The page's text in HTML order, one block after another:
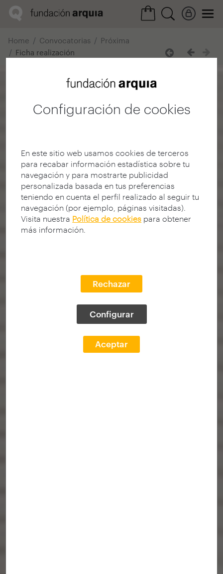
Configuración de cookies
En este sitio web usamos cookies de terceros
para recabar información estadística sobre tu
navegación y para mostrarte publicidad
personalizada basada en tus preferencias
teniendo en cuenta el perfil realizado al seguir tu
navegación (por ejemplo, páginas visitadas).
Visita nuestra Política de cookies para obtener
más información.
Rechazar
Configurar
Aceptar
Home Convocatorias
Próxima
Ficha realización